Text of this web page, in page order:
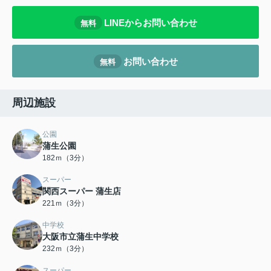
無料 LINEからお問い合わせ
無料 お問い合わせ
周辺施設
公園
蒲生公園
182ｍ（3分）
スーパー
関西スーパー 蒲生店
221ｍ（3分）
中学校
大阪市立蒲生中学校
232ｍ（3分）